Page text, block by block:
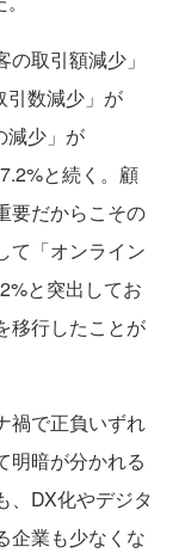
取引額減少」
引数減少」が
減少」が
と続く。顧
要だからこその
て「オンライン
と突出してお
移行したことが
禍で正負いずれ
明暗が分かれる
、DX化やデジタ
企業も少なくな